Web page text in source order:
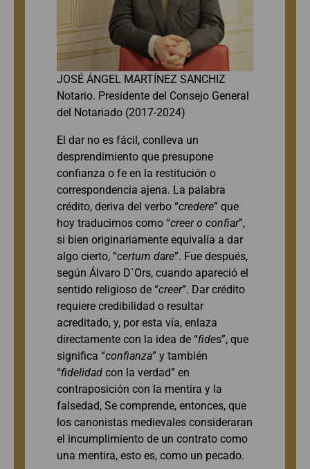
JOSÉ ÁNGEL MARTÍNEZ SANCHIZ
Notario. Presidente del Consejo General
del Notariado (2017-2024)
El dar no es fácil, conlleva un
desprendimiento que presupone
confianza o fe en la restitución o
correspondencia ajena. La palabra
crédito, deriva del verbo “credere” que
hoy traducimos como “creer o confiar”,
si bien originariamente equivalía a dar
algo cierto, “certum dare”. Fue después,
según Álvaro D`Ors, cuando apareció el
sentido religioso de “creer”. Dar crédito
requiere credibilidad o resultar
acreditado, y, por esta vía, enlaza
directamente con la idea de “fides”, que
significa “confianza” y también
“fidelidad con la verdad” en
contraposición con la mentira y la
falsedad, Se comprende, entonces, que
los canonistas medievales consideraran
el incumplimiento de un contrato como
una mentira, esto es, como un pecado.